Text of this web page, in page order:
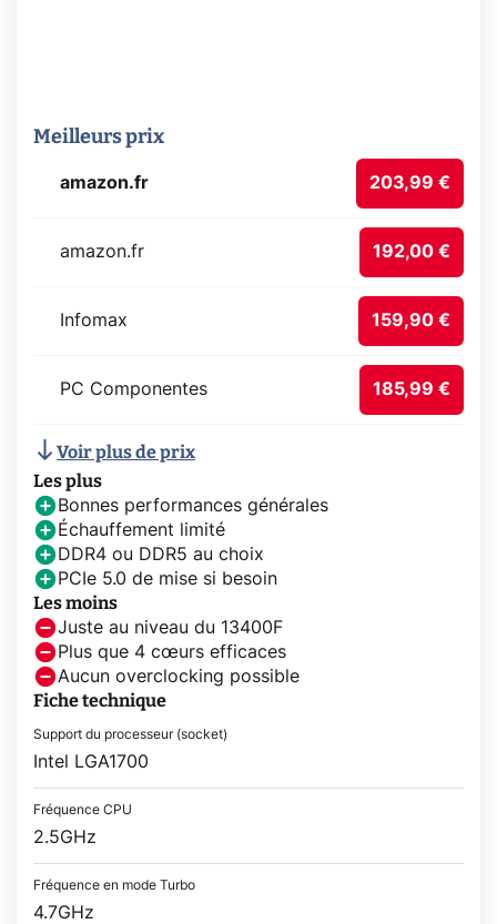
Meilleurs prix
amazon.fr 203,99 €
amazon.fr 192,00 €
Infomax 159,90 €
PC Componentes 185,99 €
Voir plus de prix
Les plus
Bonnes performances générales
Échauffement limité
DDR4 ou DDR5 au choix
PCIe 5.0 de mise si besoin
Les moins
Juste au niveau du 13400F
Plus que 4 cœurs efficaces
Aucun overclocking possible
Fiche technique
Support du processeur (socket)
Intel LGA1700
Fréquence CPU
2.5GHz
Fréquence en mode Turbo
4.7GHz